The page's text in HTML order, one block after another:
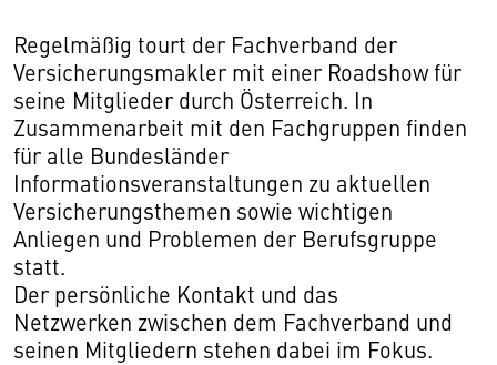
Regelmäßig tourt der Fachverband der
Versicherungsmakler mit einer Roadshow für
seine Mitglieder durch Österreich. In
Zusammenarbeit mit den Fachgruppen finden
für alle Bundesländer
Informationsveranstaltungen zu aktuellen
Versicherungsthemen sowie wichtigen
Anliegen und Problemen der Berufsgruppe
statt.
Der persönliche Kontakt und das
Netzwerken zwischen dem Fachverband und
seinen Mitgliedern stehen dabei im Fokus.